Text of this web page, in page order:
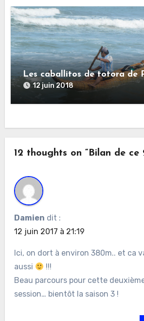
Les caballitos de totora de
12 juin 2018
12 thoughts on “Bilan de ce
Damien dit :
12 juin 2017 à 21:19
Ici, on dort à environ 380m.. et ca
aussi
!!!
Beau parcours pour cette
session… bientôt la saison 3 !